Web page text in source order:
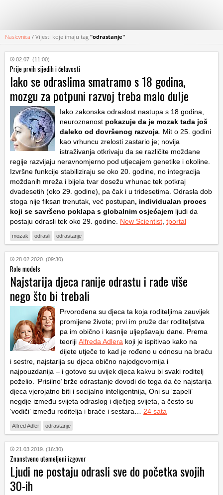
KATEGORIJE
HRVATSKI
WEB
Naslovnica / Vijesti koje imaju tag "odrastanje"
02.07. (11:00)
Prije prvih sijedih i ćelavosti
Iako se odraslima smatramo s 18 godina,
mozgu za potpuni razvoj treba malo dulje
Iako zakonska odraslost nastupa s 18 godina,
neuroznanost pokazuje da je mozak tada još
daleko od dovršenog razvoja . Mit o 25. godini
kao vrhuncu zrelosti zastario je; novija
istraživanja otkrivaju da se različite moždane
regije razvijaju neravnomjerno pod utjecajem genetike i okoline.
Izvršne funkcije stabiliziraju se oko 20. godine, no integracija
moždanih mreža i bijela tvar dosežu vrhunac tek potkraj
dvadesetih (oko 29. godine), pa čak i u tridesetima. Odrasla dob
stoga nije fiksan trenutak, već postupan, individualan proces
koji se savršeno poklapa s globalnim osjećajem ljudi da
postaju odrasli tek oko 29. godine. New Scientist tportal
mozak odrasli odrastanje
28.02.2020. (09:30)
Role models
Najstarija djeca ranije odrastu i rade više
nego što bi trebali
Prvorođena su djeca ta koja roditeljima zauvijek
promijene živote; prvi im pruže dar roditeljstva
pa im obično i kasnije uljepšavaju dane. Prema
teoriji Alfreda Adlera koji je ispitivao kako na
dijete utječe to kad je rođeno u odnosu na braću
i sestre, najstarija su djeca obično najodgovornija i
najpouzdanija – i gotovo su uvijek djeca kakvu bi svaki roditelj
poželio. ‘Prisilno’ brže odrastanje dovodi do toga da će najstarija
djeca vjerojatno biti i socijalno inteligentnija, Oni su ‘zapeli’
negdje između svijeta odraslog i dječjeg svijeta, a često su
‘vodiči’ između roditelja i braće i sestara… 24 sata
Alfred Adler odrastanje
21.03.2019. (16:30)
Znanstveno utemeljeni izgovor
Ljudi ne postaju odrasli sve do početka svojih
30-ih